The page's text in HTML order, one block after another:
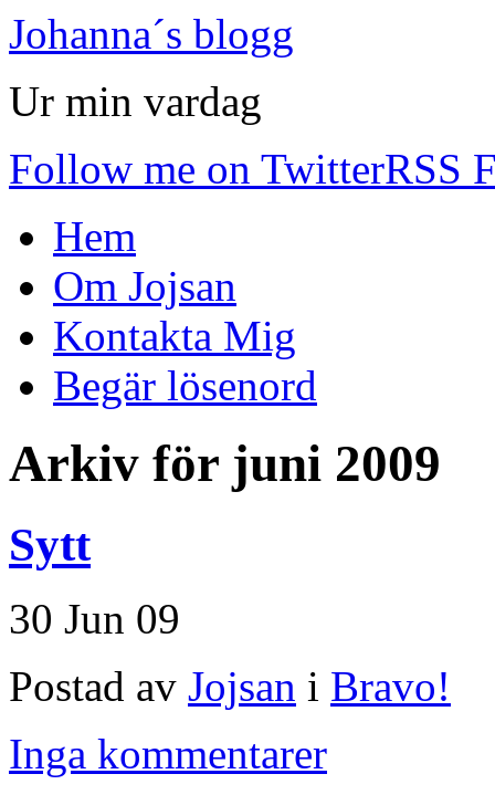
Johanna´s blogg
Ur min vardag
Follow me on TwitterRSS
Hem
Om Jojsan
Kontakta Mig
Begär lösenord
Arkiv för juni 2009
Sytt
30 Jun 09
Postad av Jojsan i Bravo!
Inga kommentarer